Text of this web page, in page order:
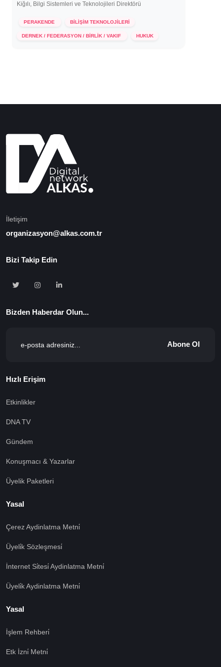
Kiğılı, Bilgi Sistemleri ve Teknolojileri Direktörü
PERAKENDE BİLİŞİM TEKNOLOJİLERİ
DERNEK / FEDERASYON / BİRLİK / VAKIF HUKUK
İletişim
organizasyon@alkas.com.tr
Bizi Takip Edin
Bizden Haberdar Olun...
Abone Ol
Hızlı Erişim
Etkinlikler
DNA TV
Gündem
Konuşmacı & Yazarlar
Üyelik Paketleri
Yasal
Çerez Aydinlatma Metni̇
Üyeli̇k Sözleşmesi̇
İnternet Si̇tesi̇ Aydinlatma Metni̇
Üyeli̇k Aydinlatma Metni̇
Yasal
İşlem Rehberi̇
Etk İzni̇ Metni̇